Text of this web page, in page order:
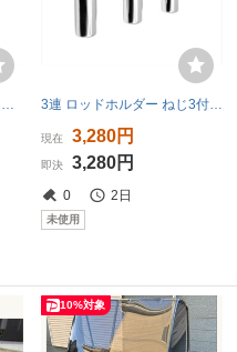
【限定セール】ボートドーリー 跳ね上げ式 ワンタッチロック ステンレス製 簡易日本語説明書付き 54009 3連 ロッドホルダー ねじ3付属 ステンレス 3連 釣り竿 スタンド 釣竿立て ボート 用品 ロッドラック ロッドサポート SUS316
現在 3,280円
即決 3,280円
0 2日
未使用
10%対象